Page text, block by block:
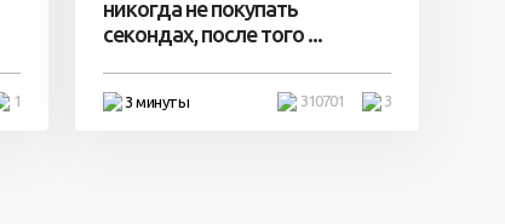
1
никогда не покупать
секондах, после того ...
3 минуты 3
310701